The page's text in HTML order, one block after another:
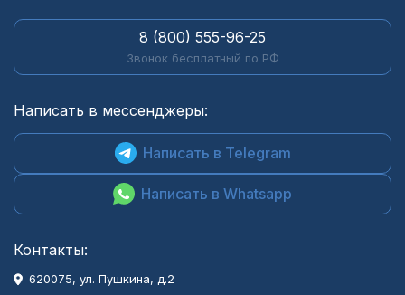
8 (800) 555-96-25
Звонок бесплатный по РФ
Написать в мессенджеры:
Написать в Telegram
Написать в Whatsapp
Контакты:
620075, ул. Пушкина, д.2